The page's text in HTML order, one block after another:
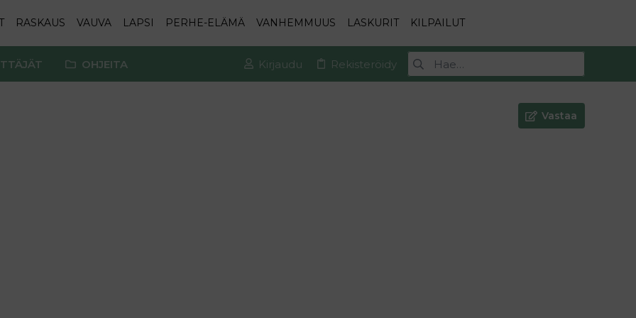
RASKAUS VAUVA LAPSI PERHE-ELÄMÄ VANHEMMUUS LASKURIT KILPAILUT
OHJEITA Kirjaudu Rekisteröidy
Vastaa